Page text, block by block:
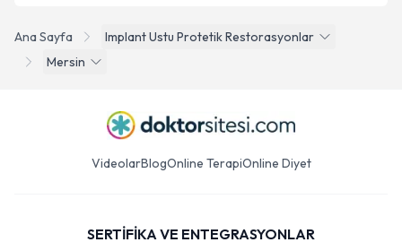
Ana Sayfa
Implant Ustu Protetik Restorasyonlar
Mersin
VideolarBlogOnline TerapiOnline Diyet
SERTİFİKA VE ENTEGRASYONLAR